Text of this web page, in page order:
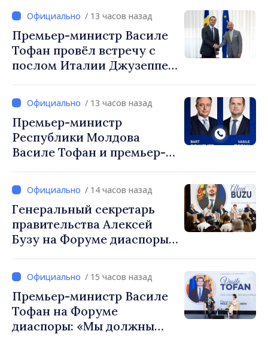
посол Турции Уйгар
Мустафа Сертел/ 13 часов назад
Премьер-министр Василе
Тофан провёл встречу с
послом Италии Джузеппе
/ 13 часов назад
Премьер-министр
Республики Молдова
Василе Тофан и премьер-
Вевер обсудили
европейский путь
Республики Молдова
/ 14 часов назад
Генеральный секретарь
правительства Алексей
Бузу на Форуме диаспоры:
чтобы строить более
сильные сообщества»
/ 15 часов назад
Премьер-министр Василе
Тофан на Форуме
диаспоры: «Мы должны